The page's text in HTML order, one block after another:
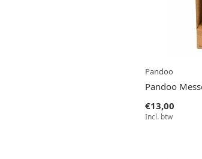
Pandoo
Pandoo
€13,00
Incl. btw